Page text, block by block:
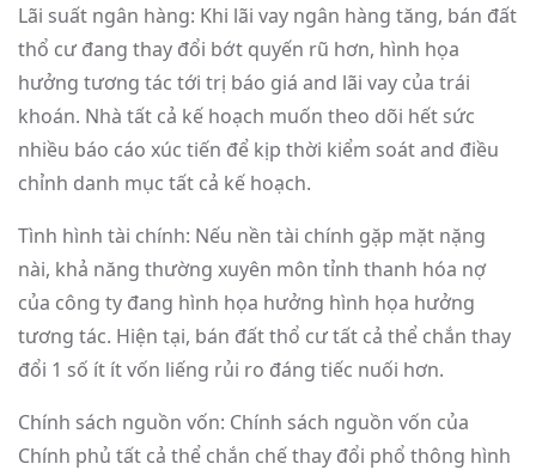
Lãi suất ngân hàng: Khi lãi vay ngân hàng tăng, bán đất
thổ cư đang thay đổi bớt quyến rũ hơn, hình họa
hưởng tương tác tới trị báo giá and lãi vay của trái
khoán. Nhà tất cả kế hoạch muốn theo dõi hết sức
nhiều báo cáo xúc tiến để kịp thời kiểm soát and điều
chỉnh danh mục tất cả kế hoạch.
Tình hình tài chính: Nếu nền tài chính gặp mặt nặng
nài, khả năng thường xuyên môn tỉnh thanh hóa nợ
của công ty đang hình họa hưởng hình họa hưởng
tương tác. Hiện tại, bán đất thổ cư tất cả thể chắn thay
đổi 1 số ít ít vốn liếng rủi ro đáng tiếc nuối hơn.
Chính sách nguồn vốn: Chính sách nguồn vốn của
Chính phủ tất cả thể chắn chế thay đổi phổ thông hình